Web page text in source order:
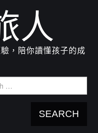
人
，陪你讀懂孩子的成